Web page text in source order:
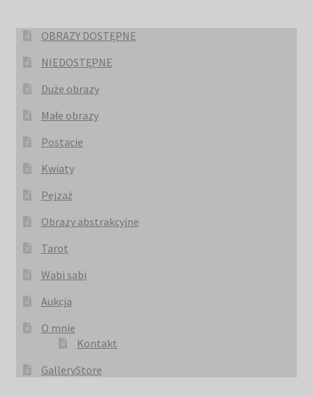
OBRAZY DOSTĘPNE
NIEDOSTĘPNE
Duże obrazy
Małe obrazy
Postacie
Kwiaty
Pejzaż
Obrazy abstrakcyjne
Tarot
Wabi sabi
Aukcja
O mnie
Kontakt
GalleryStore